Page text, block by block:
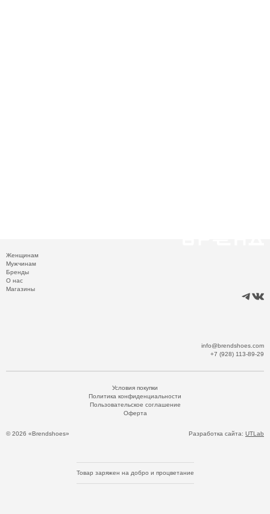
Женщинам
Мужчинам
Бренды
О нас
Магазины
info@brendshoes.com
+7 (928) 113-89-29
© 2026 «Brendshoes»
Условия покупки
Политика конфиденциальности
Пользовательское соглашение
Оферта
Разработка сайта: UTLab
Товар заряжен на добро и процветание